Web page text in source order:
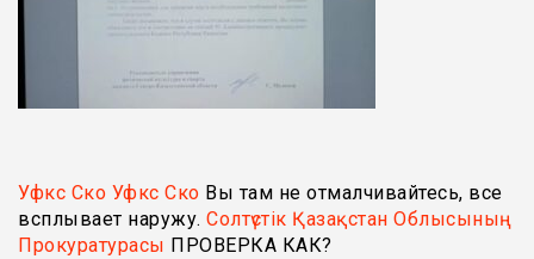
Уфкс Ско Уфкс Ско Вы там не отмалчивайтесь, все
всплывает наружу. Солтүстік Қазақстан Облысының
Прокуратурасы ПРОВЕРКА КАК?